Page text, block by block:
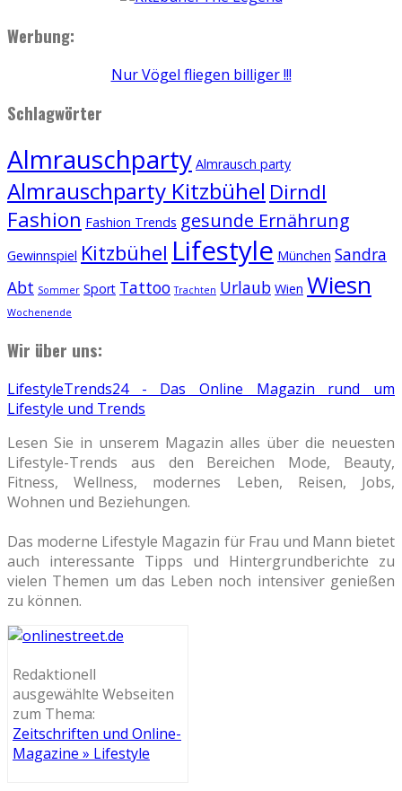
Werbung:
Nur Vögel fliegen billiger !!!
Schlagwörter
Almrauschparty Almrausch party
Almrauschparty Kitzbühel Dirndl
Fashion Fashion Trends gesunde Ernährung
Gewinnspiel Kitzbühel Lifestyle München Sandra
Abt Sommer Sport Tattoo Trachten Urlaub Wien Wiesn
Wochenende
Wir über uns:
LifestyleTrends24 - Das Online Magazin rund um
Lifestyle und Trends
Lesen Sie in unserem Magazin alles über die neuesten
Lifestyle-Trends aus den Bereichen Mode, Beauty,
Fitness, Wellness, modernes Leben, Reisen, Jobs,
Wohnen und Beziehungen.
Das moderne Lifestyle Magazin für Frau und Mann bietet
auch interessante Tipps und Hintergrundberichte zu
vielen Themen um das Leben noch intensiver genießen
zu können.
Redaktionell
ausgewählte Webseiten
zum Thema:
Zeitschriften und Online-
Magazine » Lifestyle